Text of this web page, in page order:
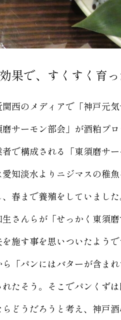
果で、すくすく育
西のメディアで「神戸元
磨サーモン部会」が酒粕プ
者で構成される「東須磨サ
愛知淡水よりニジマスの稚
、春まで養殖をしていまし
さんらが「せっかく東須
を施す事を思いついたよう
ら「パンにはバターが含ま
れたそう。そこでパンくず
どうだろうと考え、神戸